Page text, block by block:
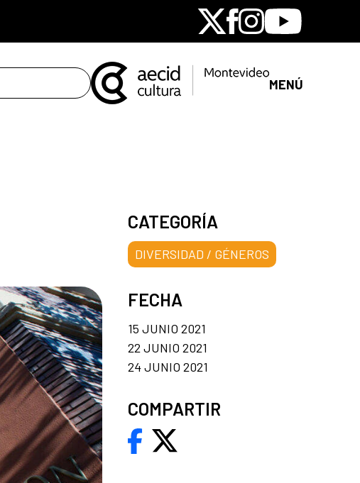
X Facebook
Instagram
Youtube
MENÚ
CATEGORÍA
DIVERSIDAD / GÉNEROS
FECHA
15 JUNIO 2021
22 JUNIO 2021
24 JUNIO 2021
COMPARTIR